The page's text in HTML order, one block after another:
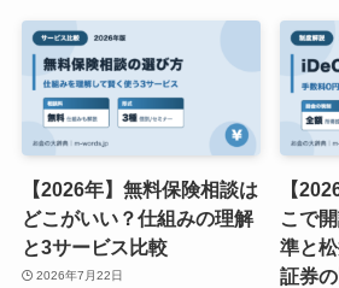
【2026年】無料保険相談は
どこがいい？仕組みの理解
と3サービス比較
2026年7月22日
【
こで
準と
証券